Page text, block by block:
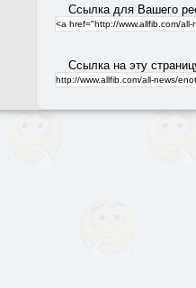
Ссылка для Вашего
Ссылка на эту